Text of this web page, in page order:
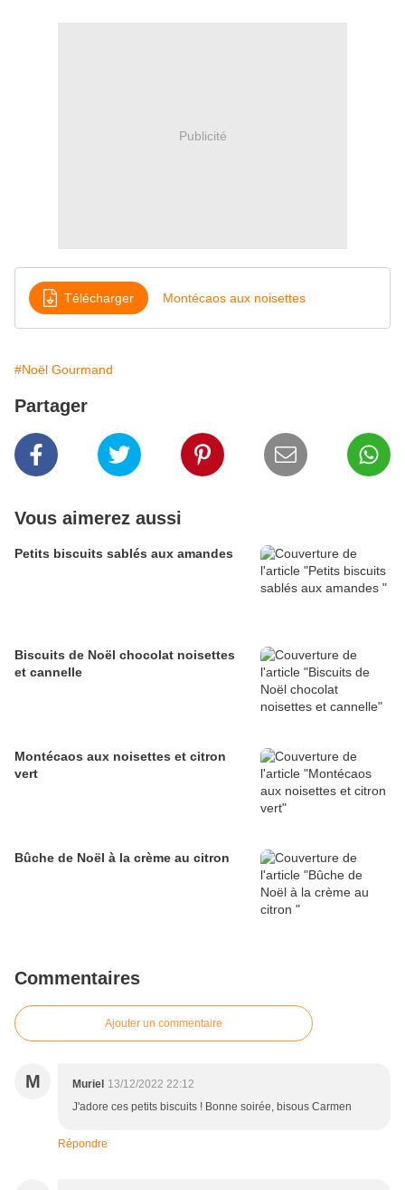
Publicité
Télécharger Montécaos aux noisettes
#Noël Gourmand
Partager
Vous aimerez aussi
Petits biscuits sablés aux amandes
Biscuits de Noël chocolat noisettes
et cannelle
Montécaos aux noisettes et citron
vert
Bûche de Noël à la crème au citron
Commentaires
Ajouter un commentaire
M Muriel 13/12/2022 22:12
J'adore ces petits biscuits ! Bonne soirée, bisous Carmen
Répondre